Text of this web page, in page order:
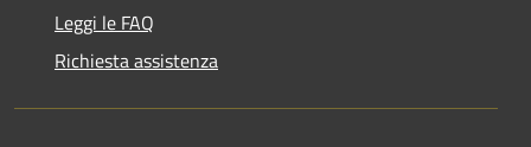
Leggi le FAQ
Richiesta assistenza